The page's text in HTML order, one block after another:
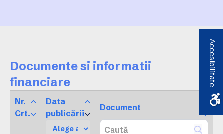
Documente si informatii
financiare
Nr.
Crt.
Data
publicării
Document
Accesibilitate